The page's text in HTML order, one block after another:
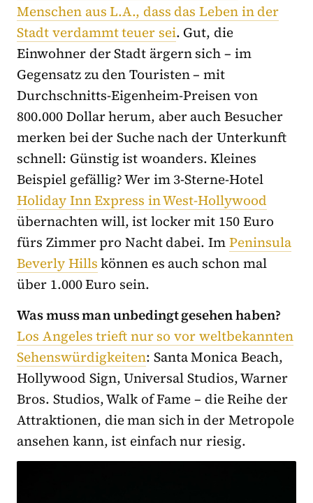
Menschen aus L.A., dass das Leben in der
Stadt verdammt teuer sei. Gut, die
Einwohner der Stadt ärgern sich – im
Gegensatz zu den Touristen – mit
Durchschnitts-Eigenheim-Preisen von
800.000 Dollar herum, aber auch Besucher
merken bei der Suche nach der Unterkunft
schnell: Günstig ist woanders. Kleines
Beispiel gefällig? Wer im 3-Sterne-Hotel
Holiday Inn Express in West-Hollywood
übernachten will, ist locker mit 150 Euro
fürs Zimmer pro Nacht dabei. ImPeninsula
Beverly Hillskönnen es auch schon mal
über 1.000 Euro sein.
Was muss man unbedingt gesehen haben?
Los Angeles trieft nur so vor weltbekannten
Sehenswürdigkeiten: Santa Monica Beach,
Hollywood Sign, Universal Studios, Warner
Bros. Studios, Walk of Fame – die Reihe der
Attraktionen, die man sich in der Metropole
ansehen kann, ist einfach nur riesig.